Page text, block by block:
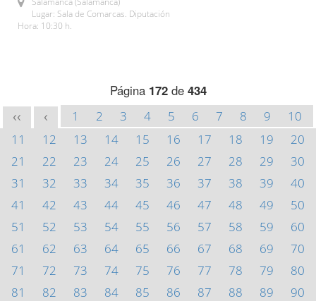
Lugar: Sala de Comarcas. Diputación
Hora: 10:30 h.
Página 172de 434
<< < 1 2 3 4 5 6 7 8 9
10
11
12 13 14 15 16 17 18 19
20
21
22 23 24 25 26 27 28 29
30
31
32 33 34 35 36 37 38 39
40
41
42 43 44 45 46 47 48 49
50
51
52 53 54 55 56 57 58 59
60
61
62 63 64 65 66 67 68 69
70
71
72 73 74 75 76 77 78 79
80
81
82 83 84 85 86 87 88 89
90